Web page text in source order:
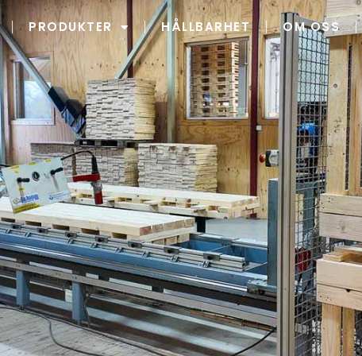
PRODUKTER HÅLLBARHET OM OSS